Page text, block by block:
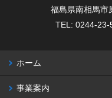
福島県南相馬市
TEL: 0244-23-
ホーム
事業案内